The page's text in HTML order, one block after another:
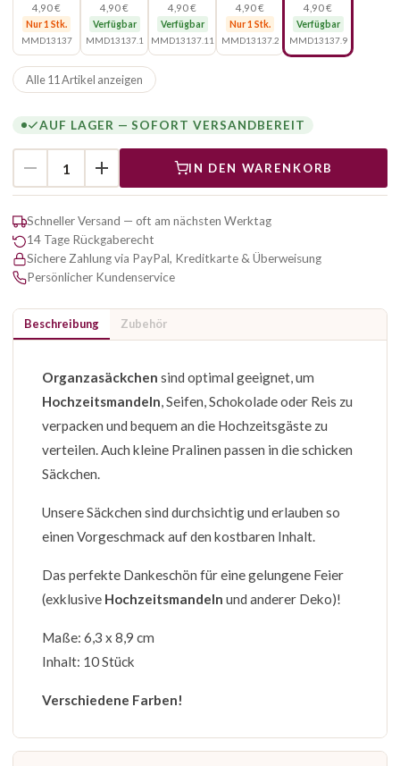
4,90 €
Nur 1 Stk.
MMD13137
4,90 €
Verfügbar
MMD13137.1
4,90 €
Verfügbar
MMD13137.11
4,90 €
Nur 1 Stk.
MMD13137.2
4,90 €
Verfügbar
MMD13137.9
Alle 11 Artikel anzeigen
AUF LAGER — SOFORT VERSANDBEREIT
IN DEN WARENKORB
Schneller Versand — oft am nächsten Werktag
14 Tage Rückgaberecht
Sichere Zahlung via PayPal, Kreditkarte & Überweisung
Persönlicher Kundenservice
Beschreibung Zubehör
Organzasäckchen sind optimal geeignet, um
Hochzeitsmandeln, Seifen, Schokolade oder Reis zu
verpacken und bequem an die Hochzeitsgäste zu
verteilen. Auch kleine Pralinen passen in die schicken
Säckchen.
Unsere Säckchen sind durchsichtig und erlauben so
einen Vorgeschmack auf den kostbaren Inhalt.
Das perfekte Dankeschön für eine gelungene Feier
(exklusive Hochzeitsmandeln und anderer Deko)!
Maße: 6,3 x 8,9 cm
Inhalt: 10 Stück
Verschiedene Farben!